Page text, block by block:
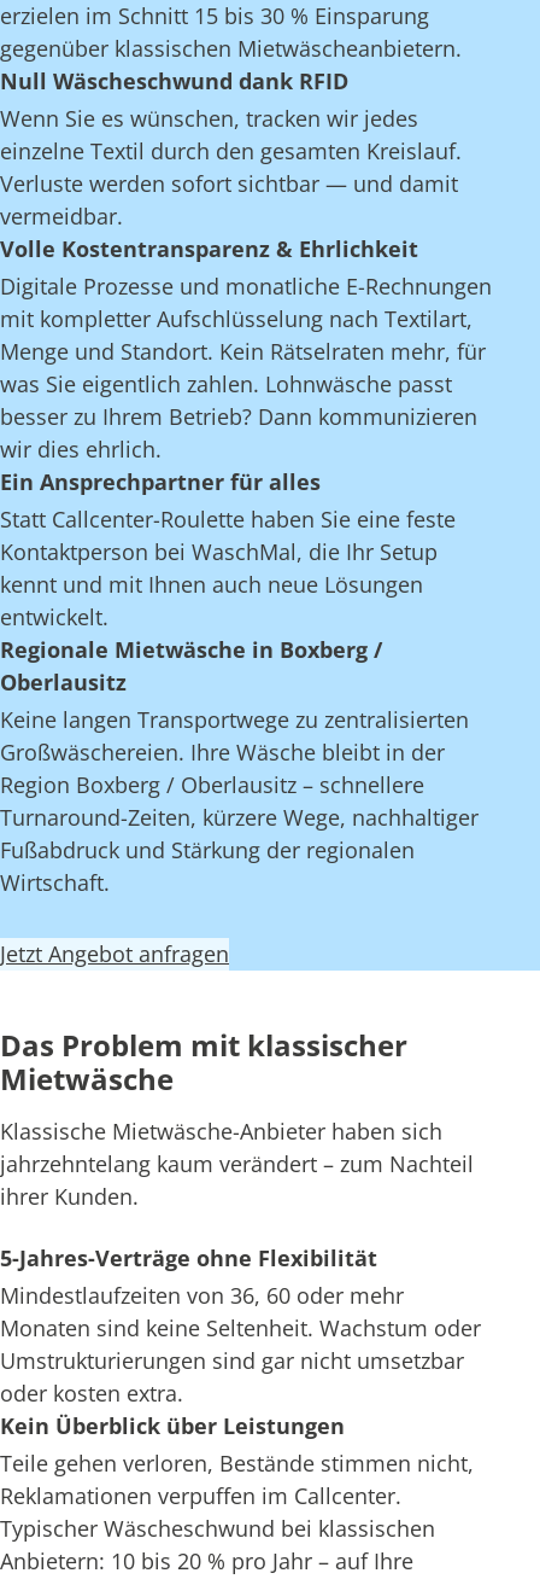
erzielen im Schnitt 15 bis 30 % Einsparung
gegenüber klassischen Mietwäscheanbietern.
Null Wäscheschwund dank RFID
Wenn Sie es wünschen, tracken wir jedes
einzelne Textil durch den gesamten Kreislauf.
Verluste werden sofort sichtbar — und damit
vermeidbar.
Volle Kostentransparenz & Ehrlichkeit
Digitale Prozesse und monatliche E-Rechnungen
mit kompletter Aufschlüsselung nach Textilart,
Menge und Standort. Kein Rätselraten mehr, für
was Sie eigentlich zahlen. Lohnwäsche passt
besser zu Ihrem Betrieb? Dann kommunizieren
wir dies ehrlich.
Ein Ansprechpartner für alles
Statt Callcenter-Roulette haben Sie eine feste
Kontaktperson bei WaschMal, die Ihr Setup
kennt und mit Ihnen auch neue Lösungen
entwickelt.
Regionale Mietwäsche in Boxberg /
Oberlausitz
Keine langen Transportwege zu zentralisierten
Großwäschereien. Ihre Wäsche bleibt in der
Region Boxberg / Oberlausitz – schnellere
Turnaround-Zeiten, kürzere Wege, nachhaltiger
Fußabdruck und Stärkung der regionalen
Wirtschaft.
Jetzt Angebot anfragen
Das Problem mit klassischer
Mietwäsche
Klassische Mietwäsche-Anbieter haben sich
jahrzehntelang kaum verändert – zum Nachteil
ihrer Kunden.
5-Jahres-Verträge ohne Flexibilität
Mindestlaufzeiten von 36, 60 oder mehr
Monaten sind keine Seltenheit. Wachstum oder
Umstrukturierungen sind gar nicht umsetzbar
oder kosten extra.
Kein Überblick über Leistungen
Teile gehen verloren, Bestände stimmen nicht,
Reklamationen verpuffen im Callcenter.
Typischer Wäscheschwund bei klassischen
Anbietern: 10 bis 20 % pro Jahr – auf Ihre